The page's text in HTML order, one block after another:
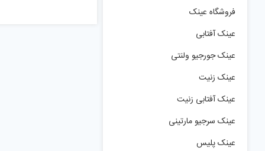
فروشگاه عینک
عینک آفتابی
عینک جورجیو ولنتی
عینک زنیت
عینک آفتابی زنیت
عینک سرجیو مارتینی
عینک پلیس